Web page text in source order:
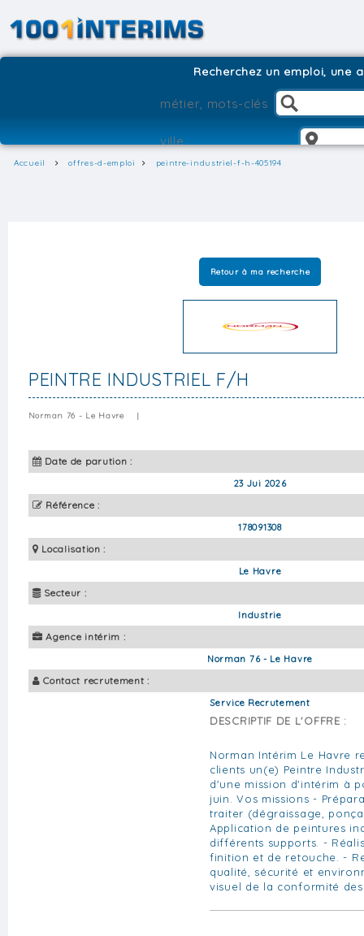
Recherchez un emploi, une
Accueil offres-d-emploi peintre-industriel-f-h-405194
Retour à ma recherche
PEINTRE INDUSTRIEL F/H
Norman 76 - Le Havre |
Date de parution :
23 Jui 2026
Référence :
178091308
Localisation :
Le Havre
Secteur :
Industrie
Agence intérim :
Norman 76 - Le Havre
Contact recrutement :
Service Recrutement
DESCRIPTIF DE L'OFFRE :
Norman Intérim Le Havre
clients un(e) Peintre
d'une mission d'intérim à
juin. Vos missions -
traiter (dégraissage,
Application de peintures
différents supports. -
finition et de retouche. -
qualité, sécurité et
visuel de la conformité